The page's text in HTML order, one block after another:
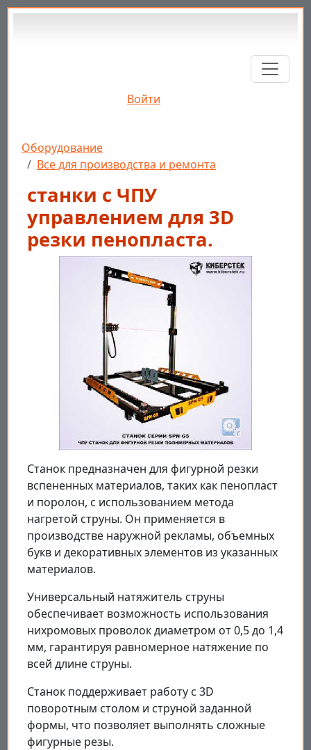
Перейти к основному содержанию
Войти
Строка навигации
Оборудование
Все для производства и ремонта
станки с ЧПУ
управлением для 3D
резки пенопласта.
Станок предназначен для фигурной резки
вспененных материалов, таких как пенопласт
и поролон, с использованием метода
нагретой струны. Он применяется в
производстве наружной рекламы, объемных
букв и декоративных элементов из указанных
материалов.
Универсальный натяжитель струны
обеспечивает возможность использования
нихромовых проволок диаметром от 0,5 до 1,4
мм, гарантируя равномерное натяжение по
всей длине струны.
Станок поддерживает работу с 3D
поворотным столом и струной заданной
формы, что позволяет выполнять сложные
фигурные резы.